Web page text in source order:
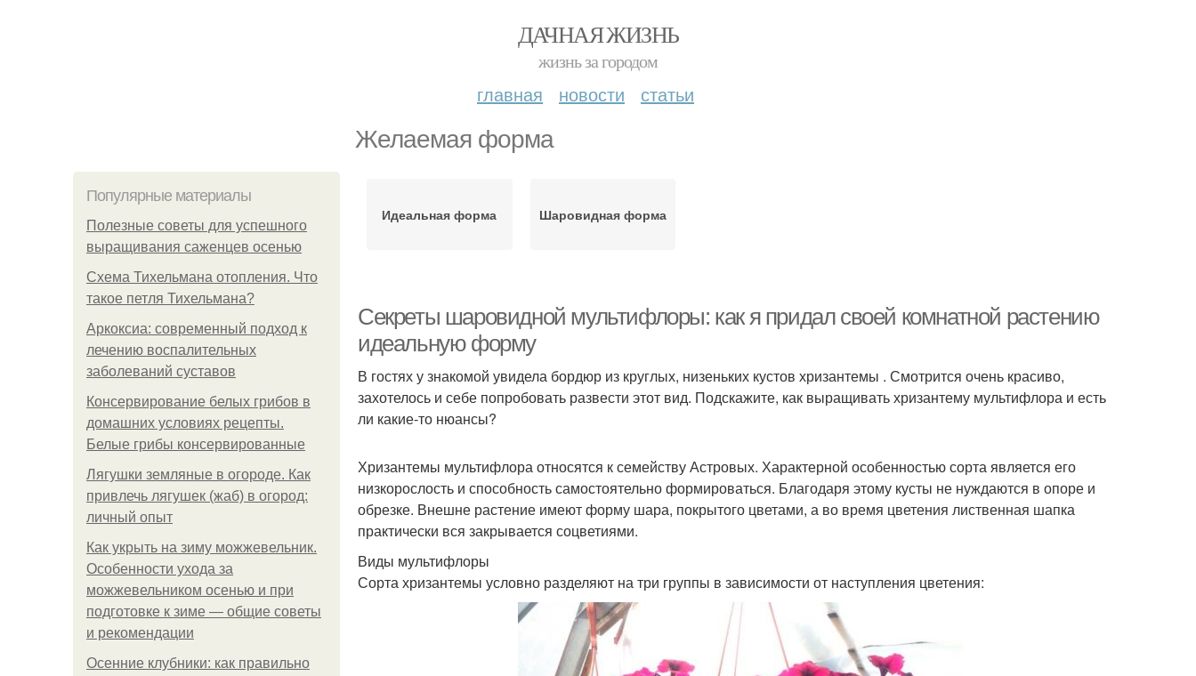
ДАЧНАЯ ЖИЗНЬ
жизнь за городом
главная новости статьи
Желаемая форма
Популярные материалы
Полезные советы для успешного
выращивания саженцев осенью
Схема Тихельмана отопления. Что
такое петля Тихельмана?
Аркоксиа: современный подход к
лечению воспалительных
заболеваний суставов
Консервирование белых грибов в
домашних условиях рецепты.
Белые грибы консервированные
Лягушки земляные в огороде. Как
привлечь лягушек (жаб) в огород:
личный опыт
Как укрыть на зиму можжевельник.
Особенности ухода за
можжевельником осенью и при
подготовке к зиме — общие советы
и рекомендации
Осенние клубники: как правильно
Идеальная форма Шаровидная форма
Секреты шаровидной мультифлоры: как я придал своей комнатной растению
идеальную форму
В гостях у знакомой увидела бордюр из круглых, низеньких кустов хризантемы . Смотрится очень красиво,
захотелось и себе попробовать развести этот вид. Подскажите, как выращивать хризантему мультифлора и есть
ли какие-то нюансы?
Хризантемы мультифлора относятся к семейству Астровых. Характерной особенностью сорта является его
низкорослость и способность самостоятельно формироваться. Благодаря этому кусты не нуждаются в опоре и
обрезке. Внешне растение имеют форму шара, покрытого цветами, а во время цветения лиственная шапка
практически вся закрывается соцветиями.
Виды мультифлоры
Сорта хризантемы условно разделяют на три группы в зависимости от наступления цветения: